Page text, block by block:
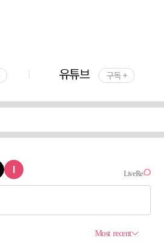
유튜브 구독 +